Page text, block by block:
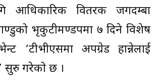
आधिकारिक वितरक जगदम्बा
भृकुटीमण्डपमा ७ दिने विशेष
‘टीभीएसमा अपग्रेड हान्नेलाई
सुरु गरेको छ ।